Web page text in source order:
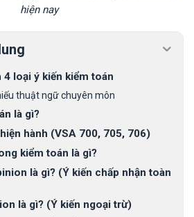
hiện nay
4 loại ý kiến kiểm toán
thuật ngữ chuyên môn
là gì?
hành (VSA 700, 705, 706)
kiểm toán là gì?
là gì? (Ý kiến chấp nhận toàn
là gì? (Ý kiến ngoại trừ)